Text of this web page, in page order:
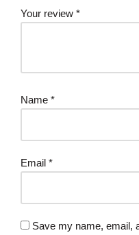
Your review *
Name *
Email *
Save my name, email,